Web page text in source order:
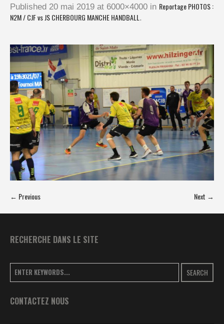
Published 20 mai 2019 at 6000×4000 in Reportage PHOTOS :
N2M / CJF vs JS CHERBOURG MANCHE HANDBALL .
← Previous Next →
RECHERCHE DANS LE SITE
SEARCH
CONTACTEZ NOUS